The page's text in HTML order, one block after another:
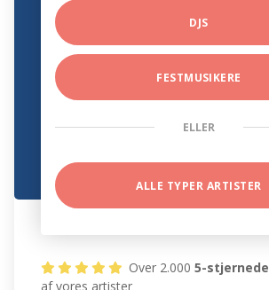
DJS
FESTMUSIKERE
ELLER
ALLE TYPER ARTISTER
Over 2.0005-stjernede
af vores artister